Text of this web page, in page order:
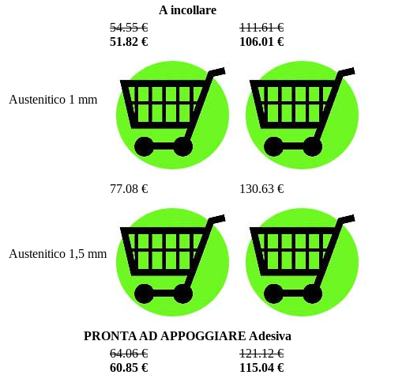
A incollare
Austenitico 1 mm
54.55 €
51.82 €
111.61 €
106.01 €
Austenitico 1,5 mm
77.08 € 130.63 €
PRONTA AD APPOGGIARE Adesiva
64.06 €
60.85 €
121.12 €
115.04 €